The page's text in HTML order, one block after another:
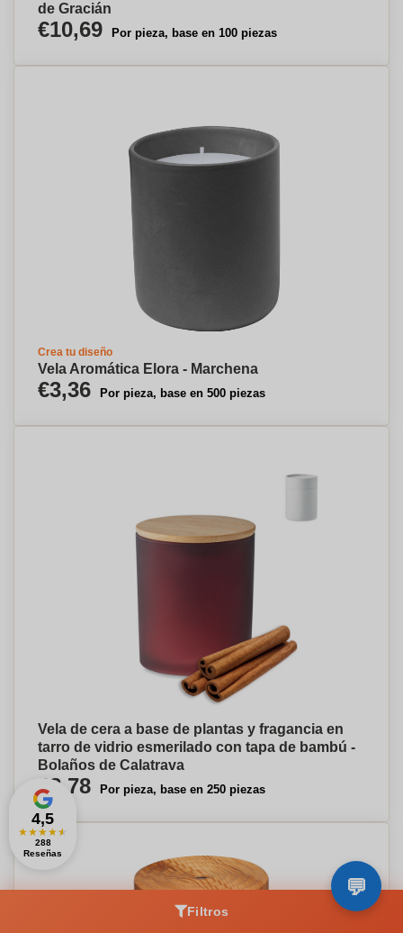
de Gracián
€10,69 Por pieza, base en 100 piezas
Crea tu diseño
Vela Aromática Elora - Marchena
€3,36 Por pieza, base en 500 piezas
Vela de cera a base de plantas y fragancia en
tarro de vidrio esmerilado con tapa de bambú -
Bolaños de Calatrava
€8,78 Por pieza, base en 250 piezas
Filtros
4,5
★★★★★
288
Reseñas